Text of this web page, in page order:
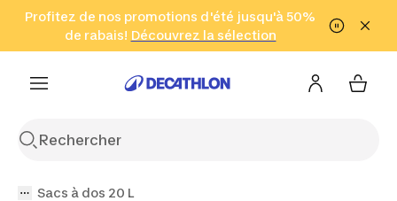
Aller à la recherche Aller au contenu Aller au pied de
Profitez de nos promotions d'été jusqu'à 50%
de rabais! Découvrez la sélection
Cliquez ici
en seulement 2 h!
(Zones sélectionnées)
Sacs à dos 20 L